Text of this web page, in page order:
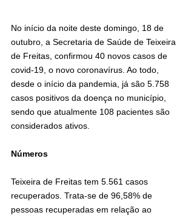
No início da noite deste domingo, 18 de
outubro, a Secretaria de Saúde de Teixeira
de Freitas, confirmou 40 novos casos de
covid-19, o novo coronavírus. Ao todo,
desde o início da pandemia, já são 5.758
casos positivos da doença no município,
sendo que atualmente 108 pacientes são
considerados ativos.
Números
Teixeira de Freitas tem 5.561 casos
recuperados. Trata-se de 96,58% de
pessoas recuperadas em relação ao